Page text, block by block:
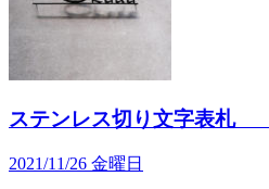
ステンレス切り文字表札
2021/11/26 金曜日